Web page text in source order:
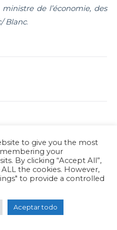
ministre de l’économie, des
Blanc.
no será publicada. Los campos
marcados con *
to give you the most
your
By clicking “Accept All”,
the cookies. However,
to provide a controlled
Aceptar todo